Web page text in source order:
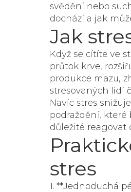
svědění nebo
dochází a jak
Jak
Když se cítíte ve
průtok krve,
produkce mazu,
stresovaných lidí
Navíc stres
podraždění,
důležité reagovat
stres
1. **Jednoduchá